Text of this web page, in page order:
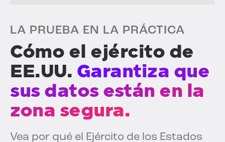
LA PRUEBA EN LA PRÁCTICA
Cómo el ejército de
EE.UU. Garantiza que
sus datos están en la
zona segura.
Vea por qué el Ejército de los Estados